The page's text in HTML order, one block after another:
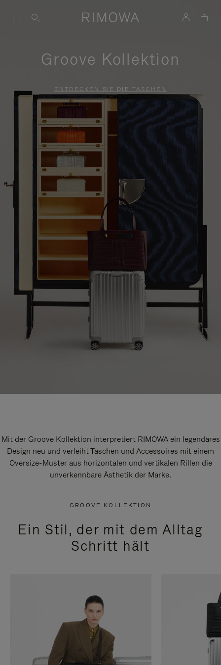
Groove Kollektion
ENTDECKEN SIE DIE TASCHEN
Mit der Groove Kollektion interpretiert RIMOWA ein legendäres
Design neu und verleiht Taschen und Accessoires mit einem
Oversize-Muster aus horizontalen und vertikalen Rillen die
unverkennbare Ästhetik der Marke.
GROOVE KOLLEKTION
Ein Stil, der mit dem Alltag
Schritt hält